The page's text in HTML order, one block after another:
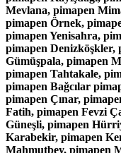
Mevlana, pimapen
pimapen Örnek,
pimapen Yenisahra,
pimapen Denizköşkler,
Gümüşpala, pimapen
pimapen Tahtakale,
pimapen Bağcılar
pimapen Çınar,
Fatih, pimapen Fevzi
Güneşli, pimapen
Karabekir, pimapen
Mahmutbey, pimapen